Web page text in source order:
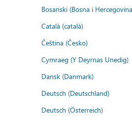
Bosanski (Bosna i
Català (català)
Čeština (Česko)
Cymraeg (Y Deyrnas Unedig)
Dansk (Danmark)
Deutsch (Deutschland)
Deutsch (Österreich)